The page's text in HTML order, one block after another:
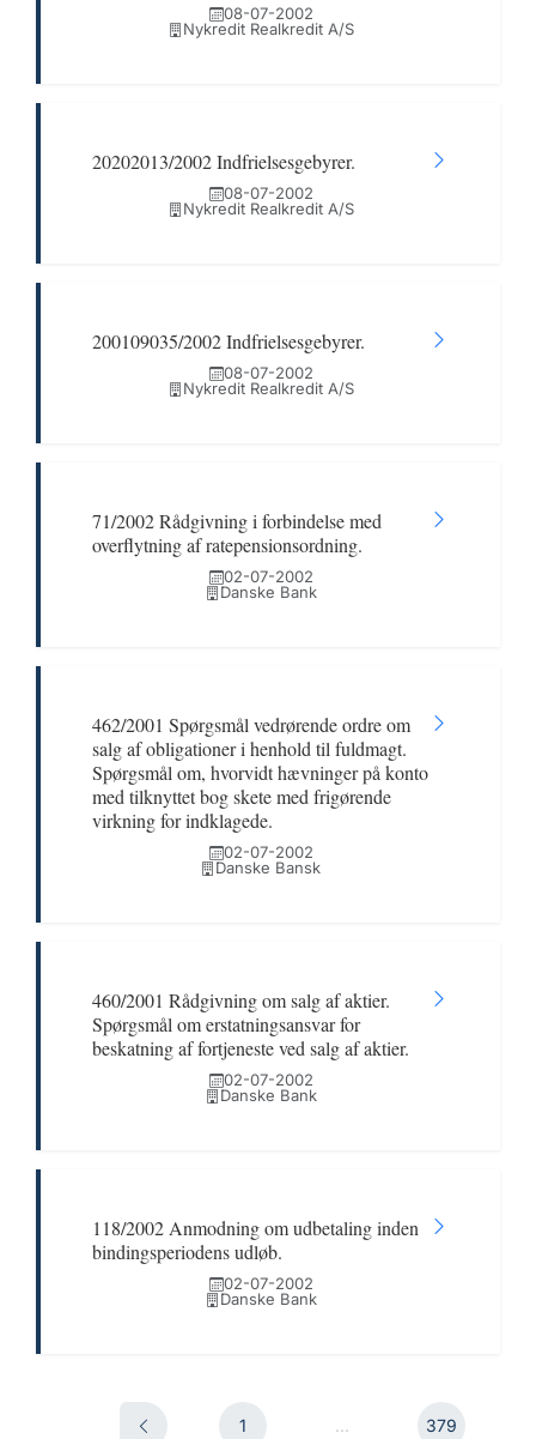
08-07-2002
Nykredit Realkredit A/S
20202013/2002 Indfrielsesgebyrer.
08-07-2002
Nykredit Realkredit A/S
200109035/2002 Indfrielsesgebyrer.
08-07-2002
Nykredit Realkredit A/S
71/2002 Rådgivning i forbindelse med
overflytning af ratepensionsordning.
02-07-2002
Danske Bank
462/2001 Spørgsmål vedrørende ordre om
salg af obligationer i henhold til fuldmagt.
Spørgsmål om, hvorvidt hævninger på konto
med tilknyttet bog skete med frigørende
virkning for indklagede.
02-07-2002
Danske Bansk
460/2001 Rådgivning om salg af aktier.
Spørgsmål om erstatningsansvar for
beskatning af fortjeneste ved salg af aktier.
02-07-2002
Danske Bank
118/2002 Anmodning om udbetaling inden
bindingsperiodens udløb.
02-07-2002
Danske Bank
1 ... 379